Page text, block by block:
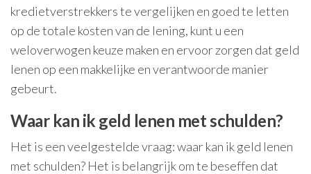
kredietverstrekkers te vergelijken en goed te letten
op de totale kosten van de lening, kunt u een
weloverwogen keuze maken en ervoor zorgen dat geld
lenen op een makkelijke en verantwoorde manier
gebeurt.
Waar kan ik geld lenen met schulden?
Het is een veelgestelde vraag: waar kan ik geld lenen
met schulden? Het is belangrijk om te beseffen dat